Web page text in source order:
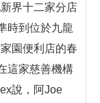
界十二家分店
時到位於九龍
園便利店的春
這家慈善機構
說，阿Joe